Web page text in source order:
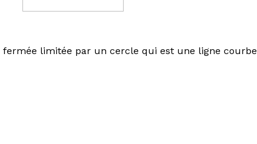
fermée limitée par un cercle qui est une ligne courbe